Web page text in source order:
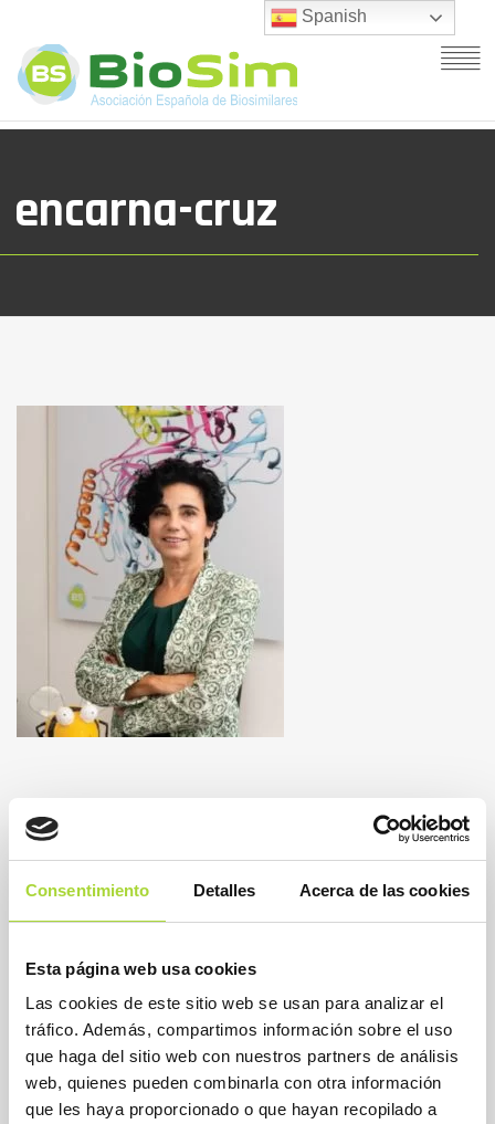
Consentimiento Detalles Acerca de las cookies
Esta página web usa cookies
Las cookies de este sitio web se usan para analizar el
tráfico. Además, compartimos información sobre el uso
que haga del sitio web con nuestros partners de análisis
web, quienes pueden combinarla con otra información
que les haya proporcionado o que hayan recopilado a
encarna-cruz
BioSim
Spanish